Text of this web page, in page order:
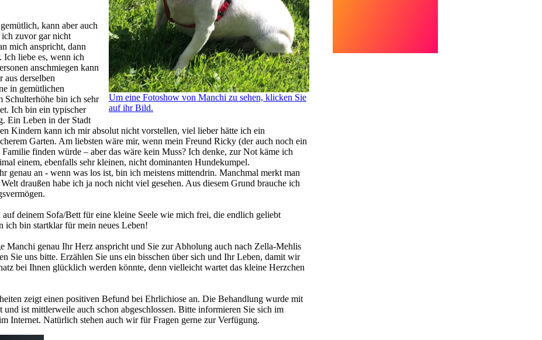
Um eine Fotoshow von Manchi zu sehen, klicken Sie
auf ihr Bild.
kann aber auch
zuvor gar nicht
mich anspricht, dann
Ich liebe es, wenn ich
anschmiegen kann
derselben
in gemütlichen
Schulterhöhe bin ich sehr
Ich bin ein typischer
Ein Leben in der Stadt
Kindern kann ich mir absolut nicht vorstellen, viel lieber hätte ich ein
Garten. Am liebsten wäre mir, wenn mein Freund Ricky (der auch noch ein
finden würde – aber das wäre kein Muss? Ich denke, zur Not käme ich
einem, ebenfalls sehr kleinen, nicht dominanten Hundekumpel.
genau an - wenn was los ist, bin ich meistens mittendrin. Manchmal merkt man
draußen habe ich ja noch nicht viel gesehen. Aus diesem Grund brauche ich
deinem Sofa/Bett für eine kleine Seele wie mich frei, die endlich geliebt
ich bin startklar für mein neues Leben!
Manchi genau Ihr Herz anspricht und Sie zur Abholung auch nach Zella-Mehlis
Sie uns bitte. Erzählen Sie uns ein bisschen über sich und Ihr Leben, damit wir
bei Ihnen glücklich werden könnte, denn vielleicht wartet das kleine Herzchen
zeigt einen positiven Befund bei Ehrlichiose an. Die Behandlung wurde mit
ist mittlerweile auch schon abgeschlossen. Bitte informieren Sie sich im
Internet. Natürlich stehen auch wir für Fragen gerne zur Verfügung.